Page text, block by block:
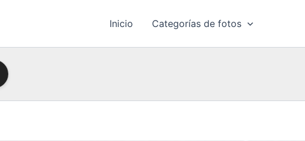
Inicio Categorías de fotos